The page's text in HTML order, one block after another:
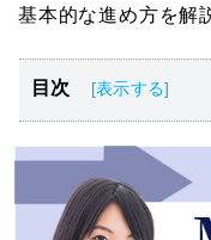
基本的な進め方を解
目次
再生型M&Aとは
再生型M&Aのメリ
再生型M&Aの手法
再生型M&Aの成功